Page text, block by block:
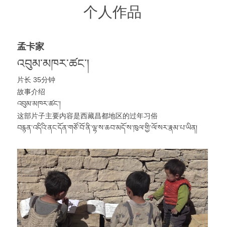
个人作品
孟卡家
འབུམ་མཁར་ཚང་།
片长 35分钟
故事介绍
འབུམ་མཁར་ཚང་།
这部片子主要内容是西藏昌都地区的过年习俗
བརྙན་འདིའི་ནང་དོན་གཙོ་བོ་ནི་ལྷ་ས་ཆབ་མདོ་ས་ཁུལ་གྱི་ལོ་སར་རྣམ་པ་ཡིན།